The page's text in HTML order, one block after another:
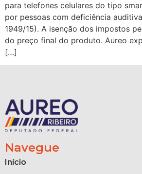
para telefones celulares do tipo
por pessoas com deficiência
1949/15). A isenção dos impostos
do preço final do produto. Aureo
[…]
Navegue
Início